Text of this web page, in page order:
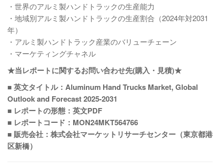
・世界のアルミ製ハンドトラックの生産能力
・地域別アルミ製ハンドトラックの生産割合（2024年対2031
年）
・アルミ製ハンドトラック産業のバリューチェーン
・マーケティングチャネル
★当レポートに関するお問い合わせ先(購入・見積)★
■ 英文タイトル：Aluminum Hand Trucks Market, Global
Outlook and Forecast 2025-2031
■ レポートの形態：英文PDF
■ レポートコード：MON24MKT564766
■ 販売会社：株式会社マーケットリサーチセンター（東京都港
区新橋）